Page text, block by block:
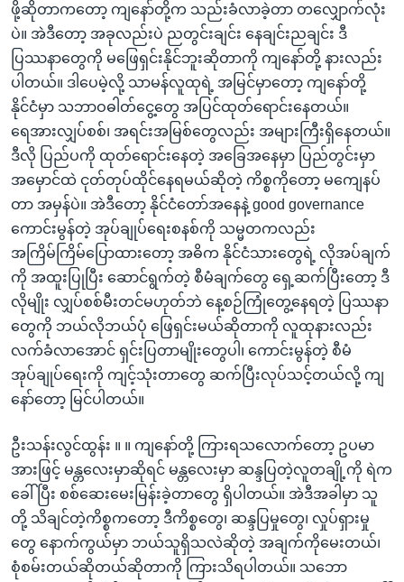
ဖို့ဆိုတာကတော့ ကျနော်တို့က သည်းခံလာခဲ့တာ တလျှောက်လုံး
ပဲ။ အဲဒီတော့ အခုလည်းပဲ ညတွင်းချင်း နေချင်းညချင်း ဒီ
ပြဿနာတွေကို မဖြေရှင်းနိုင်ဘူးဆိုတာကို ကျနော်တို့ နားလည်း
ပါတယ်။ ဒါပေမဲ့လို့ သာမန်လူထုရဲ့ အမြင်မှာတော့ ကျနော်တို့
နိုင်ငံမှာ သဘာဝဓါတ်ငွေ့တွေ အပြင်ထုတ်ရောင်းနေတယ်။
ရေအားလျှပ်စစ်၊ အရင်းအမြစ်တွေလည်း အများကြီးရှိနေတယ်။
ဒီလို ပြည်ပကို ထုတ်ရောင်းနေတဲ့ အခြေအနေမှာ ပြည်တွင်းမှာ
အမှောင်ထဲ ငုတ်တုပ်ထိုင်နေရမယ်ဆိုတဲ့ ကိစ္စကိုတော့ မကျေနပ်
တာ အမှန်ပဲ။ အဲဒီတော့ နိုင်ငံတော်အနေနဲ့ good governance
ကောင်းမွန်တဲ့ အုပ်ချုပ်ရေးစနစ်ကို သမ္မတကလည်း
အကြိမ်ကြိမ်ပြောထားတော့ အဓိက နိုင်ငံသားတွေရဲ့ လိုအပ်ချက်
ကို အထူးပြုပြီး ဆောင်ရွက်တဲ့ စီမံချက်တွေ ရှေ့ဆက်ပြီးတော့ ဒီ
လိုမျိုး လျှပ်စစ်မီးတင်မဟုတ်ဘဲ နေ့စဉ်ကြုံတွေ့နေရတဲ့ ပြဿနာ
တွေကို ဘယ်လိုဘယ်ပုံ ဖြေရှင်းမယ်ဆိုတာကို လူထုနားလည်း
လက်ခံလာအောင် ရှင်းပြတာမျိုးတွေပါ၊ ကောင်းမွန်တဲ့ စီမံ
အုပ်ချုပ်ရေးကို ကျင့်သုံးတာတွေ ဆက်ပြီးလုပ်သင့်တယ်လို့ ကျ
နော်တော့ မြင်ပါတယ်။
ဦးသန်းလွင်ထွန်း ။ ။ ကျနော်တို့ ကြားရသလောက်တော့ ဥပမာ
အားဖြင့် မန္တလေးမှာဆိုရင် မန္တလေးမှာ ဆန္ဒပြတဲ့လူတချို့ကို ရဲက
ခေါ်ပြီး စစ်ဆေးမေးမြန်းခဲ့တာတွေ ရှိပါတယ်။ အဲဒီအခါမှာ သူ
တို့ သိချင်တဲ့ကိစ္စကတော့ ဒီကိစ္စတွေ၊ ဆန္ဒပြမှုတွေ၊ လှုပ်ရှားမှု
တွေ နောက်ကွယ်မှာ ဘယ်သူရှိသလဲဆိုတဲ့ အချက်ကိုမေးတယ်၊
စုံစမ်းတယ်ဆိုတယ်ဆိုတာကို ကြားသိရပါတယ်။ သဘော